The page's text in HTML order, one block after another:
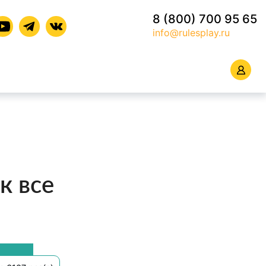
8 (800) 700 95 65
info@rulesplay.ru
все